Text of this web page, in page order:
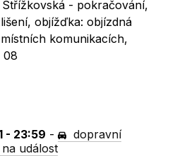
- pokračování,
objížďka: objízdná
komunikacích,
08
- 23:59 -
dopravní
událost